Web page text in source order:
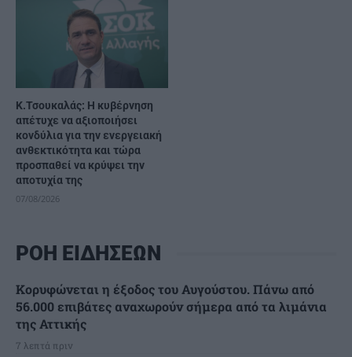
Κ.Τσουκαλάς: Η κυβέρνηση
απέτυχε να αξιοποιήσει
κονδύλια για την ενεργειακή
ανθεκτικότητα και τώρα
προσπαθεί να κρύψει την
αποτυχία της
07/08/2026
ΡΟΗ ΕΙΔΗΣΕΩΝ
Κορυφώνεται η έξοδος του Αυγούστου. Πάνω από
56.000 επιβάτες αναχωρούν σήμερα από τα λιμάνια
της Αττικής
7 λεπτά πριν